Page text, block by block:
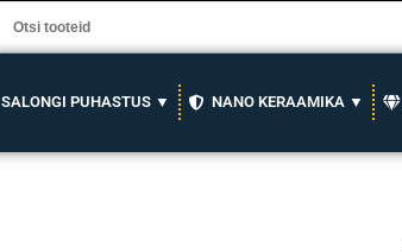
SALONGI PUHASTUS ▼ NANO KERAAMIKA ▼